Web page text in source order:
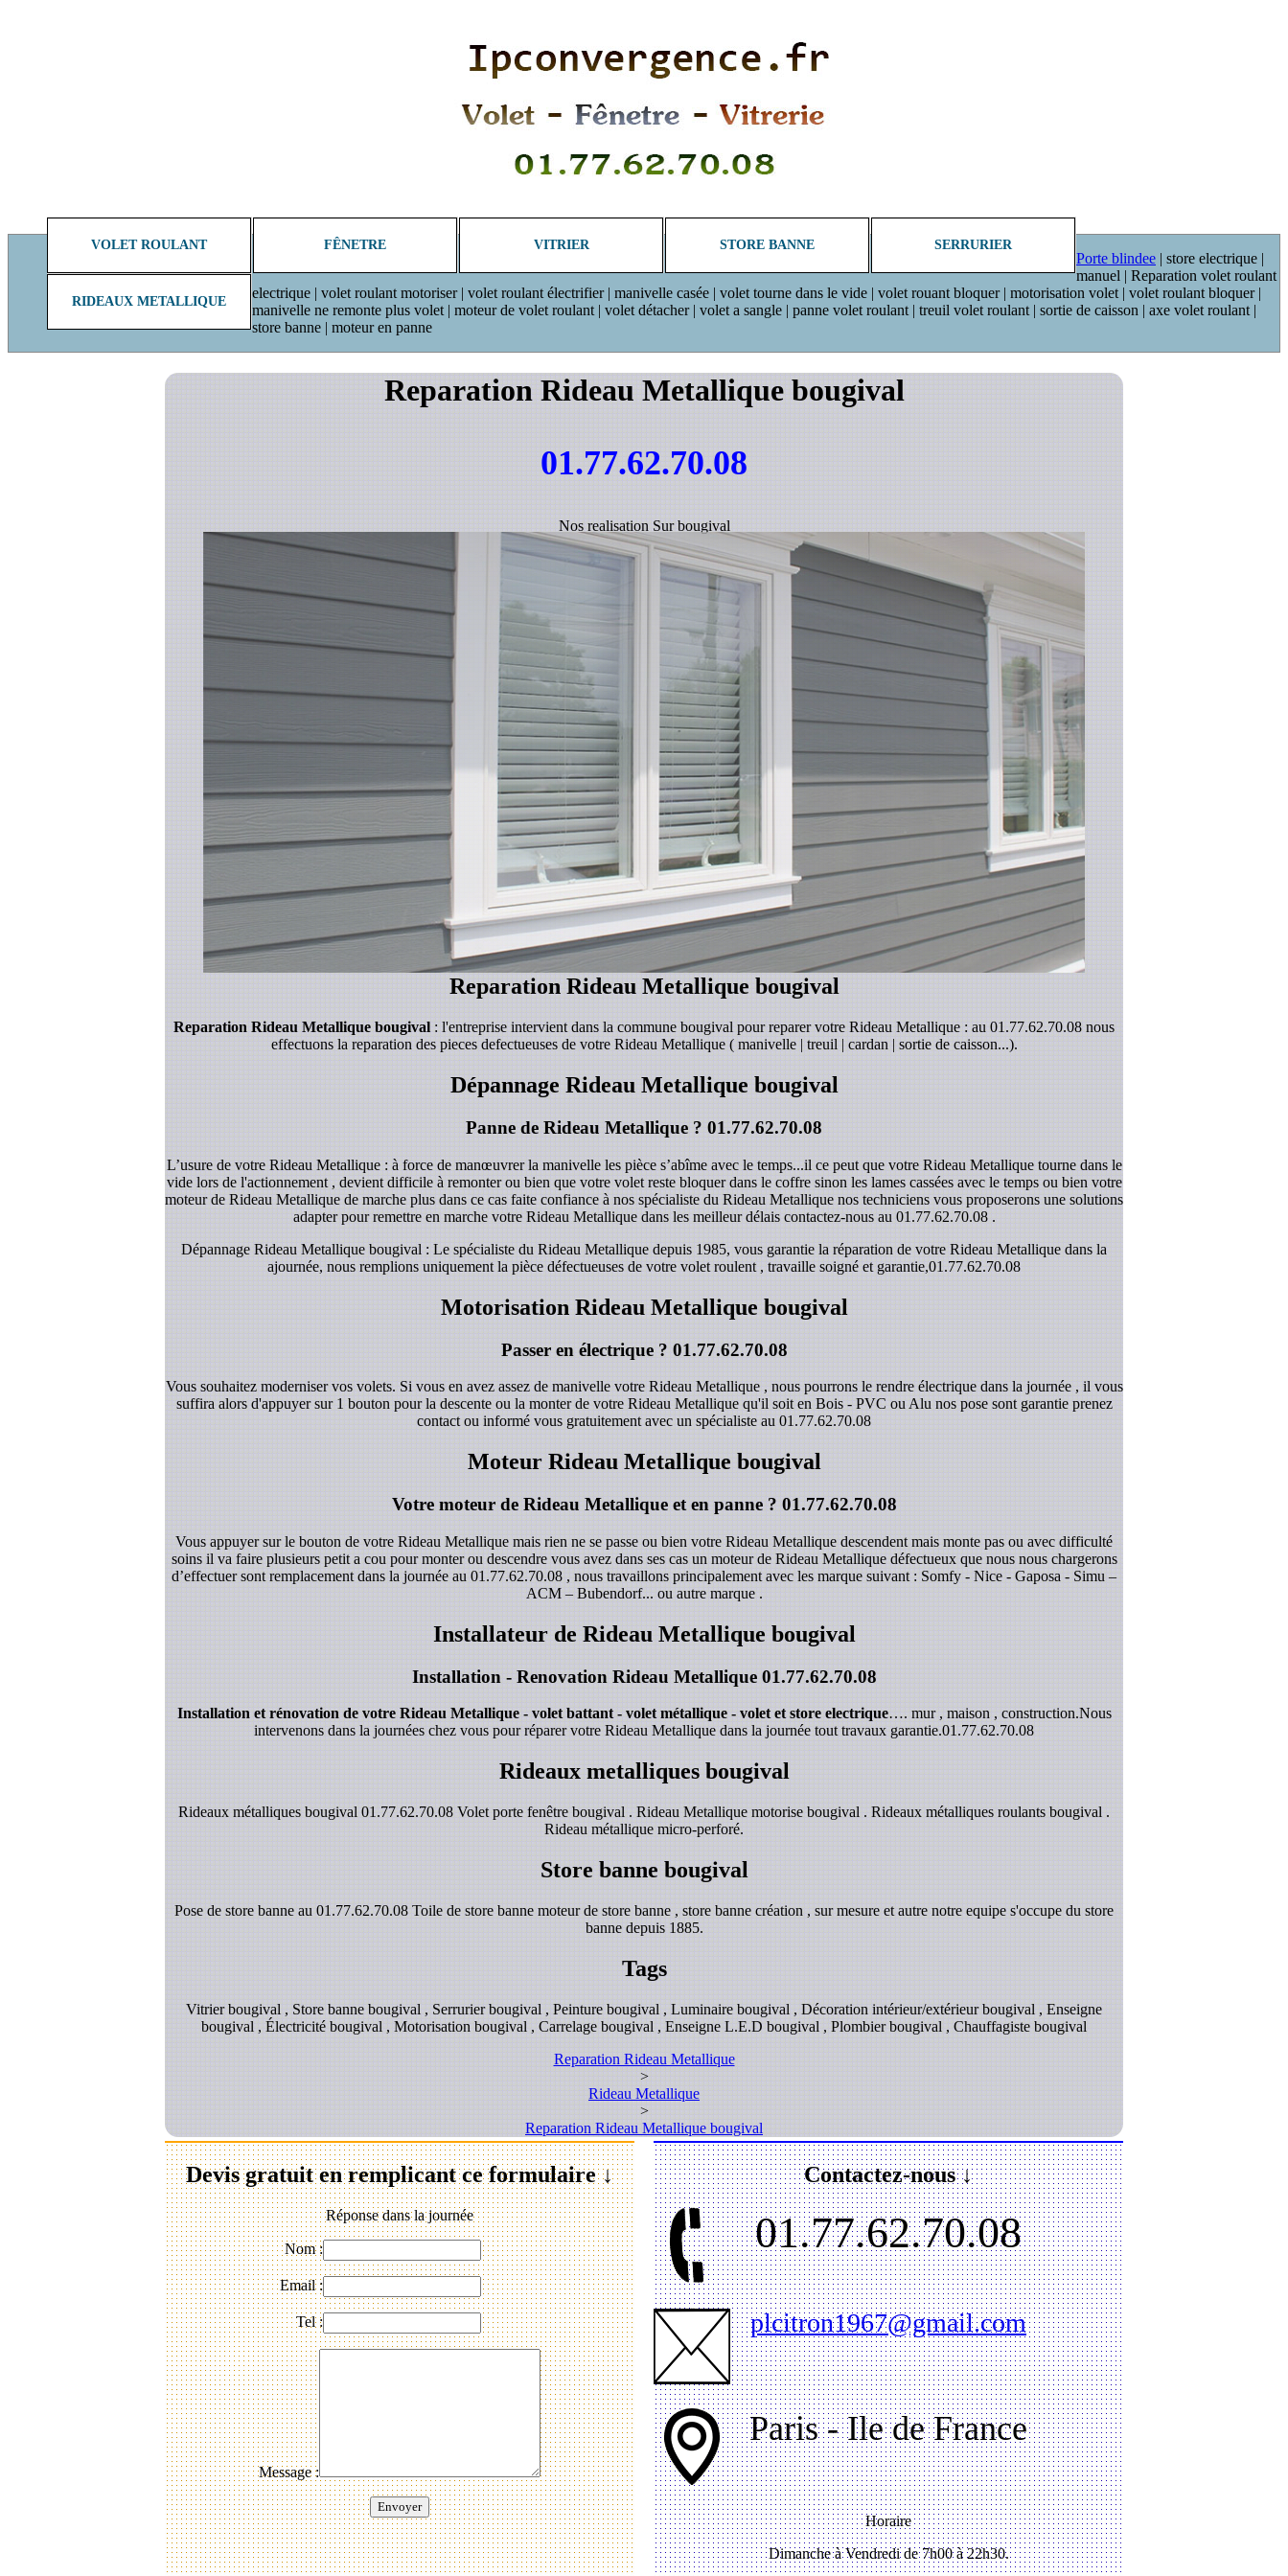
VOLET ROULANT FÊNETRE VITRIER STORE BANNE SERRURIER
RIDEAUX METALLIQUE
Porte blindee | store electrique |
manuel | Reparation volet roulant
electrique | volet roulant motoriser | volet roulant électrifier | manivelle casée | volet tourne dans le vide | volet rouant bloquer | motorisation volet | volet roulant bloquer |
manivelle ne remonte plus volet | moteur de volet roulant | volet détacher | volet a sangle | panne volet roulant | treuil volet roulant | sortie de caisson | axe volet roulant |
store banne | moteur en panne
Reparation Rideau Metallique bougival
01.77.62.70.08
Nos realisation Sur bougival
Reparation Rideau Metallique bougival
Reparation Rideau Metallique bougival: l'entreprise intervient dans la commune bougival pour reparer votre Rideau Metallique : au 01.77.62.70.08 nous
effectuons la reparation des pieces defectueuses de votre Rideau Metallique ( manivelle | treuil | cardan | sortie de caisson...).
Dépannage Rideau Metallique bougival
Panne de Rideau Metallique ?01.77.62.70.08
L’usure de votre Rideau Metallique : à force de manœuvrer la manivelle les pièce s’abîme avec le temps...il ce peut que votre Rideau Metallique tourne dans le
vide lors de l'actionnement , devient difficile à remonter ou bien que votre volet reste bloquer dans le coffre sinon les lames cassées avec le temps ou bien votre
moteur de Rideau Metallique de marche plus dans ce cas faite confiance à nos spécialiste du Rideau Metallique nos techniciens vous proposerons une solutions
adapter pour remettre en marche votre Rideau Metallique dans les meilleur délais contactez-nous au01.77.62.70.08.
Dépannage Rideau Metallique bougival : Le spécialiste du Rideau Metallique depuis 1985, vous garantie la réparation de votre Rideau Metallique dans la
ajournée, nous remplions uniquement la pièce défectueuses de votre volet roulent , travaille soigné et garantie,01.77.62.70.08
Motorisation Rideau Metallique bougival
Passer en électrique ?01.77.62.70.08
Vous souhaitez moderniser vos volets. Si vous en avez assez de manivelle votre Rideau Metallique , nous pourrons le rendre électrique dans la journée , il vous
suffira alors d'appuyer sur 1 bouton pour la descente ou la monter de votre Rideau Metallique qu'il soit en Bois - PVC ou Alu nos pose sont garantie prenez
contact ou informé vous gratuitement avec un spécialiste au01.77.62.70.08
Moteur Rideau Metallique bougival
Votre moteur de Rideau Metallique et en panne ?01.77.62.70.08
Vous appuyer sur le bouton de votre Rideau Metallique mais rien ne se passe ou bien votre Rideau Metallique descendent mais monte pas ou avec difficulté
soins il va faire plusieurs petit a cou pour monter ou descendre vous avez dans ses cas un moteur de Rideau Metallique défectueux que nous nous chargerons
d’effectuer sont remplacement dans la journée au01.77.62.70.08, nous travaillons principalement avec les marque suivant : Somfy - Nice - Gaposa - Simu –
ACM – Bubendorf... ou autre marque .
Installateur de Rideau Metallique bougival
Installation - Renovation Rideau Metallique01.77.62.70.08
Installation et rénovation de votre Rideau Metallique - volet battant - volet métallique - volet et store electrique…. mur , maison , construction.Nous
intervenons dans la journées chez vous pour réparer votre Rideau Metallique dans la journée tout travaux garantie.01.77.62.70.08
Rideaux metalliques bougival
Rideaux métalliques bougival 01.77.62.70.08 Volet porte fenêtre bougival . Rideau Metallique motorise bougival . Rideaux métalliques roulants bougival .
Rideau métallique micro-perforé.
Store banne bougival
Pose de store banne au 01.77.62.70.08 Toile de store banne moteur de store banne , store banne création , sur mesure et autre notre equipe s'occupe du store
banne depuis 1885.
Tags
Vitrier bougival , Store banne bougival , Serrurier bougival , Peinture bougival , Luminaire bougival , Décoration intérieur/extérieur bougival , Enseigne
bougival , Électricité bougival , Motorisation bougival , Carrelage bougival , Enseigne L.E.D bougival , Plombier bougival , Chauffagiste bougival
Reparation Rideau Metallique
>
Rideau Metallique
>
Reparation Rideau Metallique bougival
Devis gratuit en remplicant ce formulaire ↓
Réponse dans la journée
Nom :
Email :
Tel :
Message :
Contactez-nous ↓
01.77.62.70.08
plcitron1967@gmail.com
Paris - Ile de France
Horaire
Dimanche à Vendredi de 7h00 à 22h30.